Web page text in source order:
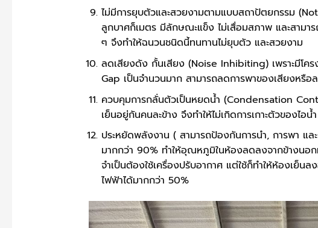
ไม่มีการยุบตัวและสวยงามตามแบบสถาปัตยกรรม
ลูกบาศก็เมตร มีลักษณะแข็ง ไม่เสื่อมสภาพ และสาม
ๆ จึงทำให้ฉนวนชนิดนี้ทนทานไม่ยุบตัว และสวยงาม
ลดเสียงดัง กั้นเสียง (Noise Inhibiting) เพราะมีโคร
Gap เป็นจำนวนมาก สามารถลดการพาของเสียงหรื
ควบคุมการกลั่นตัวเป็นหยดน้ำ (Condensation
เย็นอยู่กันคนละข้าง จึงทำให้ไม่เกิดการเกาะตัวของไอน้
ประหยัดพลังงาน ( สามารถป้องกันการนำ, การพา แ
มากกว่า 90% ทำให้อุณหภูมิในห้องลดลงจากข้างน
จำเป็นต้องใช้เครื่องปรับอากาศ แต่ใช้ก็ทำให้ห้องเย็
ไฟฟ้าได้มากกว่า 50%